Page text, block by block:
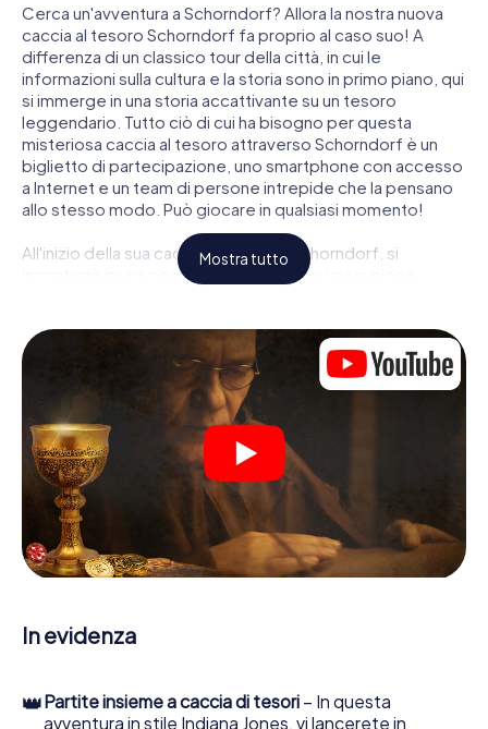
Cerca un'avventura a Schorndorf? Allora la nostra nuova
caccia al tesoro Schorndorf fa proprio al caso suo! A
differenza di un classico tour della città, in cui le
informazioni sulla cultura e la storia sono in primo piano, qui
si immerge in una storia accattivante su un tesoro
leggendario. Tutto ciò di cui ha bisogno per questa
misteriosa caccia al tesoro attraverso Schorndorf è un
biglietto di partecipazione, uno smartphone con accesso
a Internet e un team di persone intrepide che la pensano
allo stesso modo. Può giocare in qualsiasi momento!
All'inizio della sua caccia al tesoro a Schorndorf, si
incontrerà in una posizione centrale per una riunione
chi ha quello che serve per essere un code breaker? Nella
nostra caccia al tesoro a Schorndorf c'è un ruolo adatto
per ogni giocatore.
Una volta assegnati i ruoli, può iniziare la caccia al tesoro
del thriller poliziesco a Schorndorf: puoi decifrare codici
crittografati, risolvere complicati compiti logici e cercare
indizi, indizi in vari luoghi della città. Il suo smartphone è il
suo strumento di indagine più importante: la nostra app
web sviluppata appositamente le consente di interrogare
le persone di contatto ed esaminare stringhe
enigmatiche, la aiuta a raccogliere oggetti e la guida in
Nel corso della caccia al tesoro a Schorndorf, lei e il suo
tesoro è a pochi passi di distanza.
Mostra tutto
In evidenza
👑Partite insieme a caccia di tesori – In questa
avventura in stile Indiana Jones, vi lancerete in